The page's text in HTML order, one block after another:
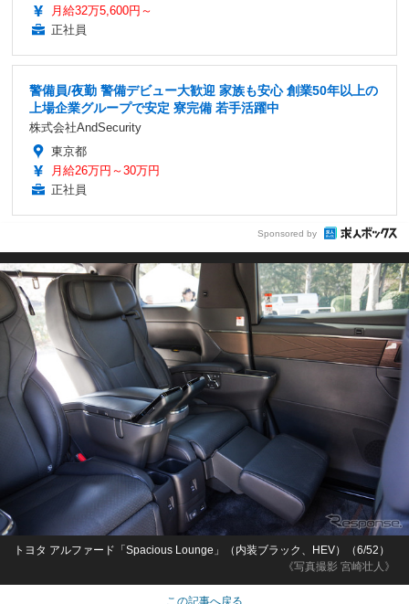
月給32万5,600円～
正社員
警備員/夜勤 警備デビュー大歓迎 家族も安心 創業50年以上の
上場企業グループで安定 寮完備 若手活躍中
株式会社AndSecurity
東京都
月給26万円～30万円
正社員
Sponsored by
《写真撮影 宮崎壮人》
トヨタ アルファード「Spacious Lounge」（内装ブラック、HEV）（6/52）
この記事へ戻る